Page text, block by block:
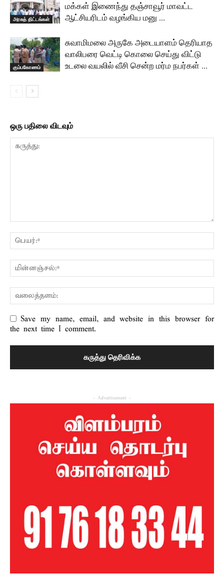
அரசுத் திட்டங்கள்
மக்கள் இணைந்து தஞ்சாவூர் மாவட்ட
ஆட்சியரிடம் வழங்கிய மனு …
கும்பகோணம்
சுவாமிமலை அருகே அடையாளம் தெரியாத
வாலிபரை வெட்டி கொலை செய்து விட்டு
உடலை வயலில் வீசி சென்ற மர்ம நபர்கள் …
ஒரு பதிலை விடவும்
Save my name, email, and website in this browser for
the next time I comment.
- Advertisement -